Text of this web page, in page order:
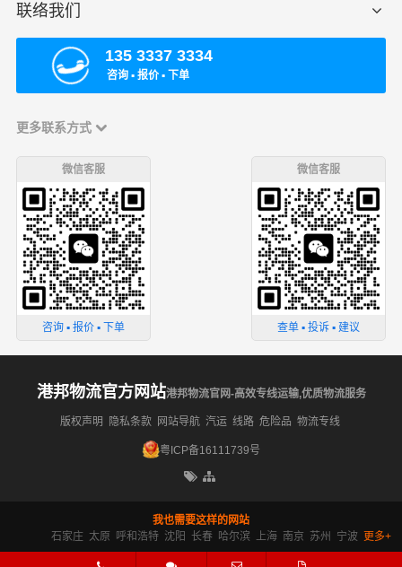
联络我们
135 3337 3334
咨询 ▪ 报价 ▪ 下单
更多联系方式
微信客服
咨询 ▪ 报价 ▪ 下单
微信客服
查单 ▪ 投诉 ▪ 建议
港邦物流官方网站港邦物流官网-高效专线运输,优质物流服务
版权声明 隐私条款 网站导航 汽运 线路 危险品 物流专线
粤ICP备16111739号
我也需要这样的网站
石家庄 太原 呼和浩特 沈阳 长春 哈尔滨 上海 南京 苏州 宁波 更多+